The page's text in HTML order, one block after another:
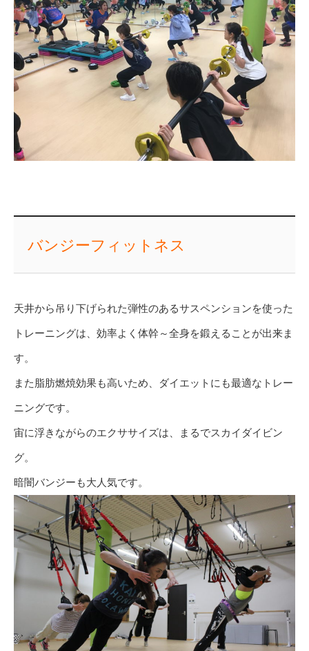
バンジーフィットネス
天井から吊り下げられた弾性のあるサスペンションを使った
トレーニングは、効率よく体幹～全身を鍛えることが出来ま
す。
また脂肪燃焼効果も高いため、ダイエットにも最適なトレー
ニングです。
宙に浮きながらのエクササイズは、まるでスカイダイビン
グ。
暗闇バンジーも大人気です。